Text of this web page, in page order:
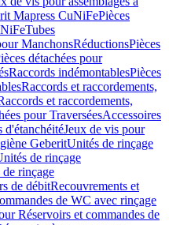
Mapress CuNiFePièces
Tubes
ManchonsRéductionsPièces
détachées pour
Raccords indémontablesPièces
Raccords et raccordements,
et raccordements,
pour TraverséesAccessoires
d'étanchéitéJeux de vis pour
GeberitUnités de rinçage
de rinçage
rinçage
de débitRecouvrements et
de WC avec rinçage
Réservoirs et commandes de